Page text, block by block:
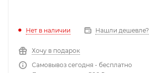
Нет в наличии Нашли дешевле?
Хочу в подарок
Самовывоз сегодня - бесплатно